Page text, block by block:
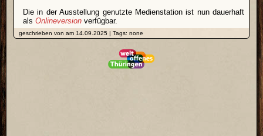
Die in der Ausstellung genutzte Medienstation ist nun dauerhaft
als Onlineversion verfügbar.
geschrieben von am 14.09.2025 | Tags: none